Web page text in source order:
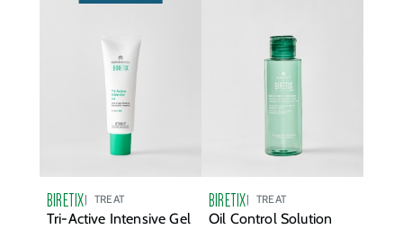
BIRETIX TREAT
Tri-Active Intensive Gel
BIRETIX TREAT
Oil Control Solution